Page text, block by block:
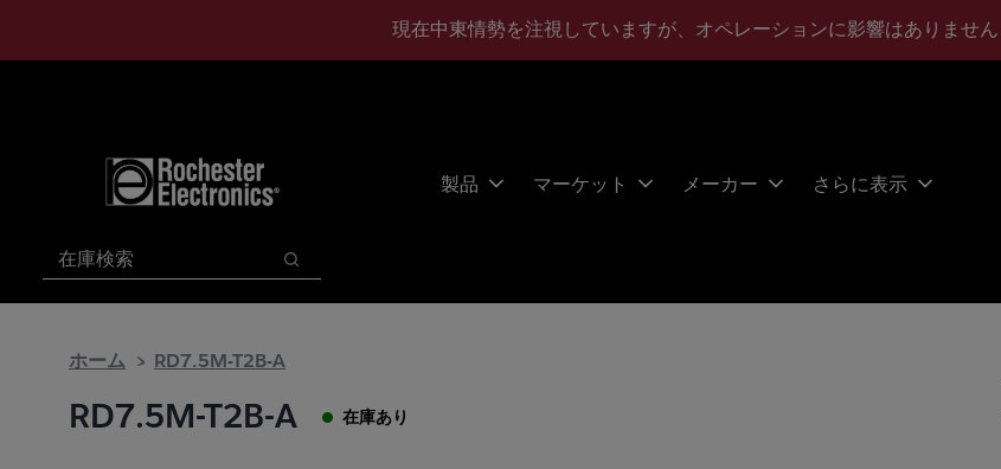
現在中東情勢を注視していますが、オペレーションに影響はありません
製品 マーケット メーカー さらに表示
検索
検索
ホーム RD7.5M-T2B-A
RD7.5M-T2B-A 在庫あり